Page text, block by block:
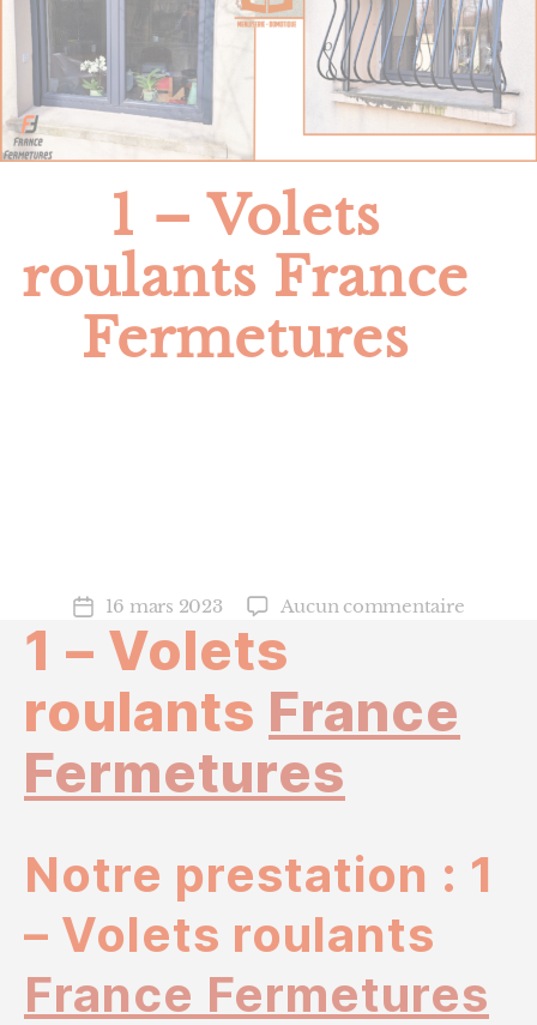
1 – Volets
roulants France
Fermetures
Date
l’article
16 mars 2023 Aucun commentairesur
1 – Volets
roulants France
Fermetures
Notre prestation : 1
– Volets roulants
France Fermetures